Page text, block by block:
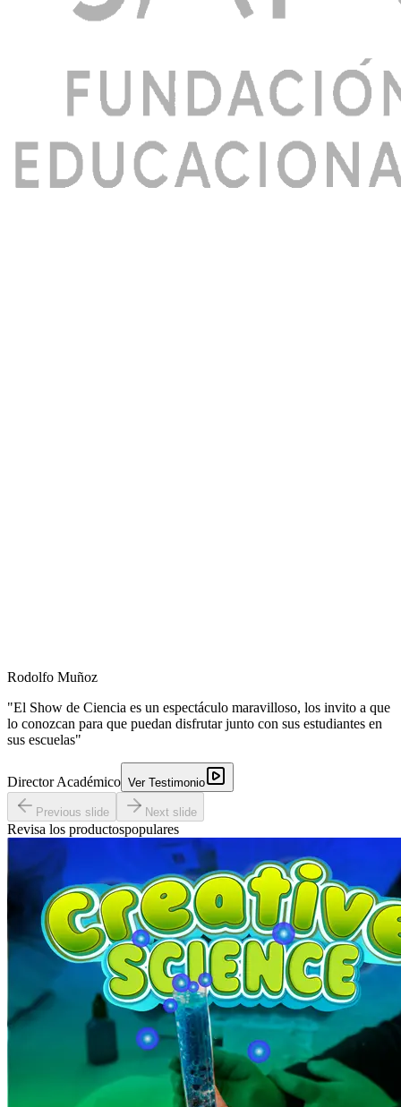
Rodolfo Muñoz
"El Show de Ciencia es un espectáculo maravilloso, los invito a que
lo conozcan para que puedan disfrutar junto con sus estudiantes en
sus escuelas"
Director Académico Ver Testimonio
Previous slide Next slide
Revisa los productospopulares